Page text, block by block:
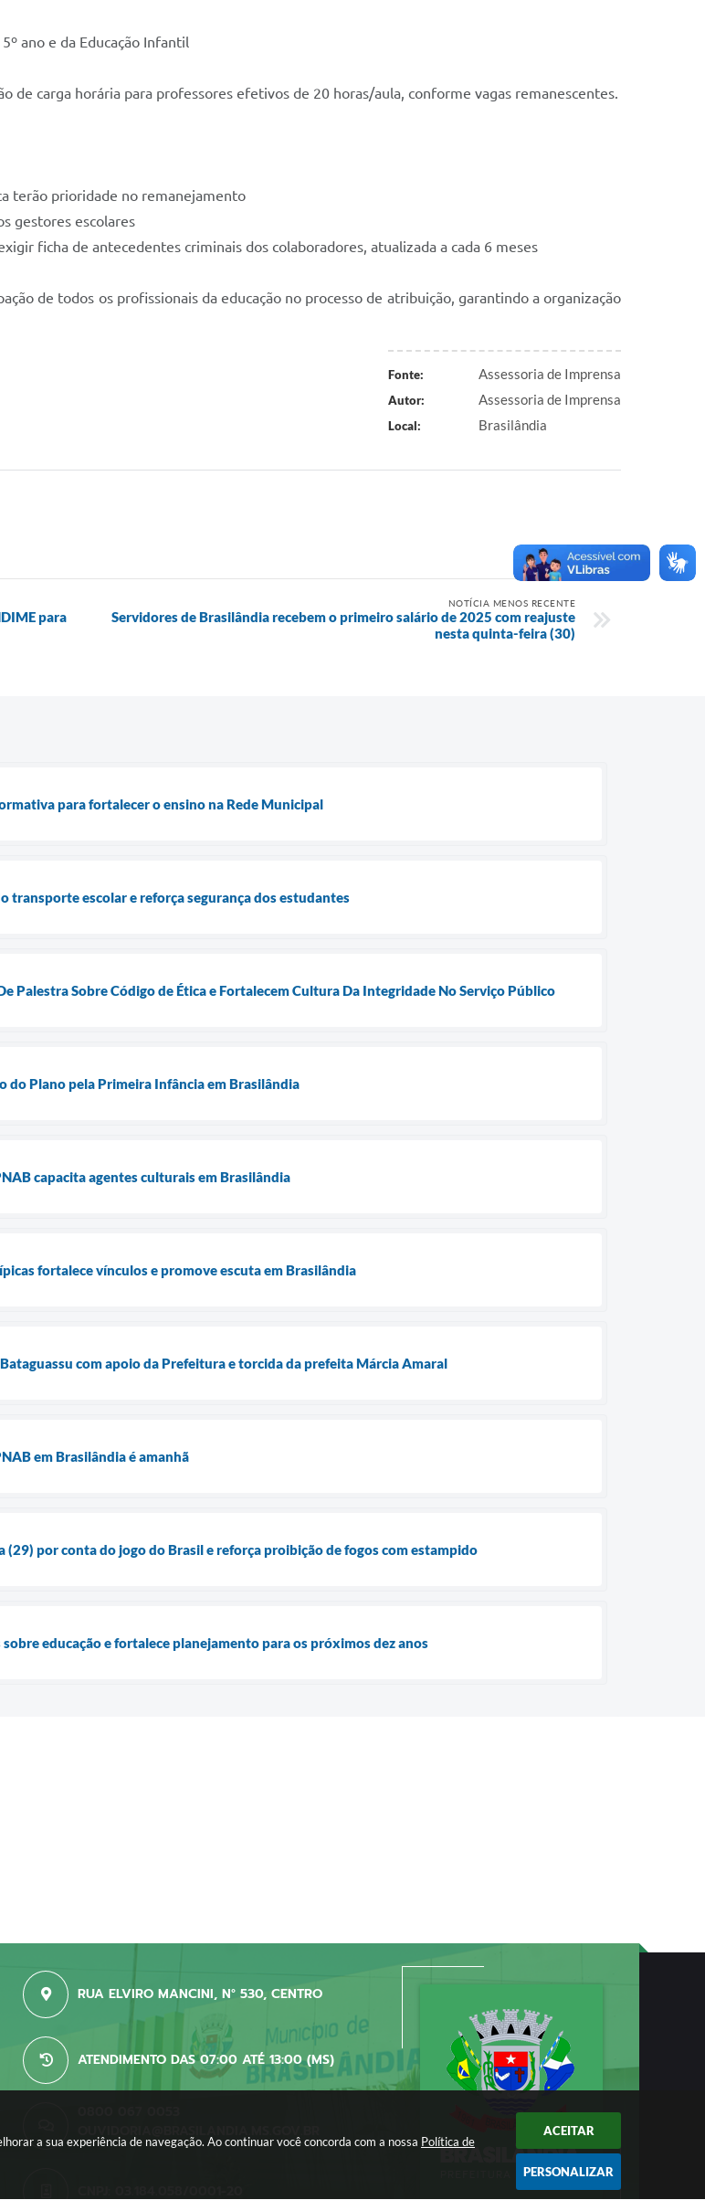
a sua experiência de navegação. Ao continuar você concorda com a nossa Política de
ACEITAR
PERSONALIZAR
ano e da Educação Infantil
de carga horária para professores efetivos de 20 horas/aula, conforme vagas remanescentes.
terão prioridade no remanejamento
gestores escolares
ficha de antecedentes criminais dos colaboradores, atualizada a cada 6 meses
de todos os profissionais da educação no processo de atribuição, garantindo a organização
Fonte: Assessoria de Imprensa
Autor: Assessoria de Imprensa
Local: Brasilândia
para
NOTÍCIA MENOS RECENTE
Servidores de Brasilândia recebem o primeiro salário de 2025 com reajuste
nesta quinta-feira (30)
para fortalecer o ensino na Rede Municipal
transporte escolar e reforça segurança dos estudantes
Palestra Sobre Código de Ética e Fortalecem Cultura Da Integridade No Serviço Público
Plano pela Primeira Infância em Brasilândia
capacita agentes culturais em Brasilândia
fortalece vínculos e promove escuta em Brasilândia
com apoio da Prefeitura e torcida da prefeita Márcia Amaral
em Brasilândia é amanhã
por conta do jogo do Brasil e reforça proibição de fogos com estampido
educação e fortalece planejamento para os próximos dez anos
RUA ELVIRO MANCINI, N° 530, CENTRO
ATENDIMENTO DAS 07:00 ATÉ 13:00 (MS)